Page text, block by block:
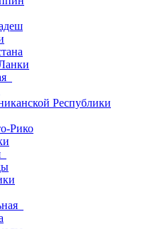
Республики
Рико